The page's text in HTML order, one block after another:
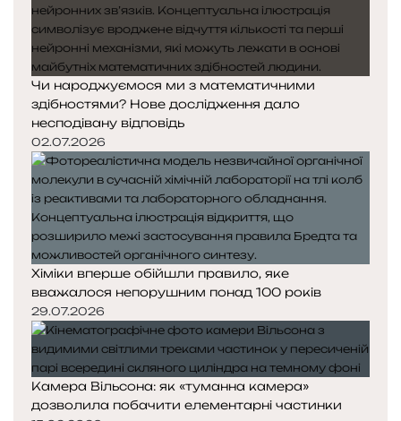
Чи народжуємося ми з математичними
здібностями? Нове дослідження дало
несподівану відповідь
02.07.2026
Хіміки вперше обійшли правило, яке
вважалося непорушним понад 100 років
29.07.2026
Камера Вільсона: як «туманна камера»
дозволила побачити елементарні частинки